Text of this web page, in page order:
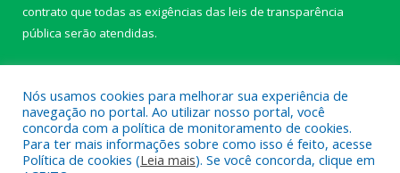
contrato que todas as exigências das leis de transparência
pública serão atendidas.
Todos os direitos reservados a câmara de Paragominas.
Nós usamos cookies para melhorar sua experiência de
navegação no portal. Ao utilizar nosso portal, você
concorda com a política de monitoramento de cookies.
Para ter mais informações sobre como isso é feito, acesse
Política de cookies (Leia mais). Se você concorda, clique em